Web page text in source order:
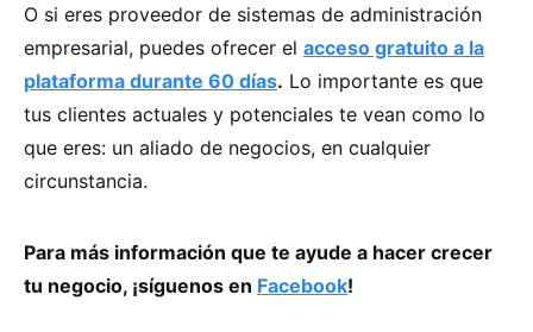
O si eres proveedor de sistemas de administración
empresarial, puedes ofrecer el acceso gratuito a la
plataforma durante 60 días. Lo importante es que
tus clientes actuales y potenciales te vean como lo
que eres: un aliado de negocios, en cualquier
circunstancia.
Para más información que te ayude a hacer crecer
tu negocio, ¡síguenos en Facebook!